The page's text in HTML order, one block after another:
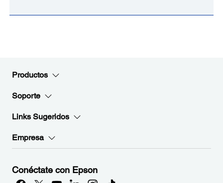
Productos
Soporte
Links Sugeridos
Empresa
Conéctate con Epson